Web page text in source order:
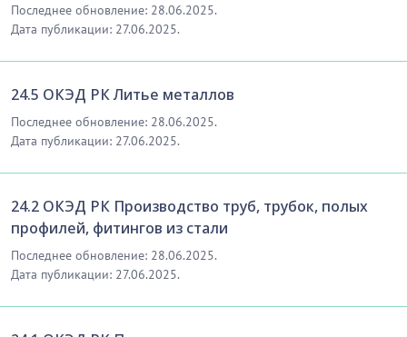
Последнее обновление: 28.06.2025.
Дата публикации: 27.06.2025.
24.5 ОКЭД РК Литье металлов
Последнее обновление: 28.06.2025.
Дата публикации: 27.06.2025.
24.2 ОКЭД РК Производство труб, трубок, полых
профилей, фитингов из стали
Последнее обновление: 28.06.2025.
Дата публикации: 27.06.2025.